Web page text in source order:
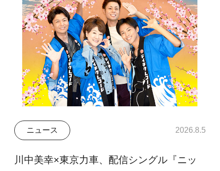
ニュース 2026.8.5
川中美幸×東京力車、配信シングル『ニッ